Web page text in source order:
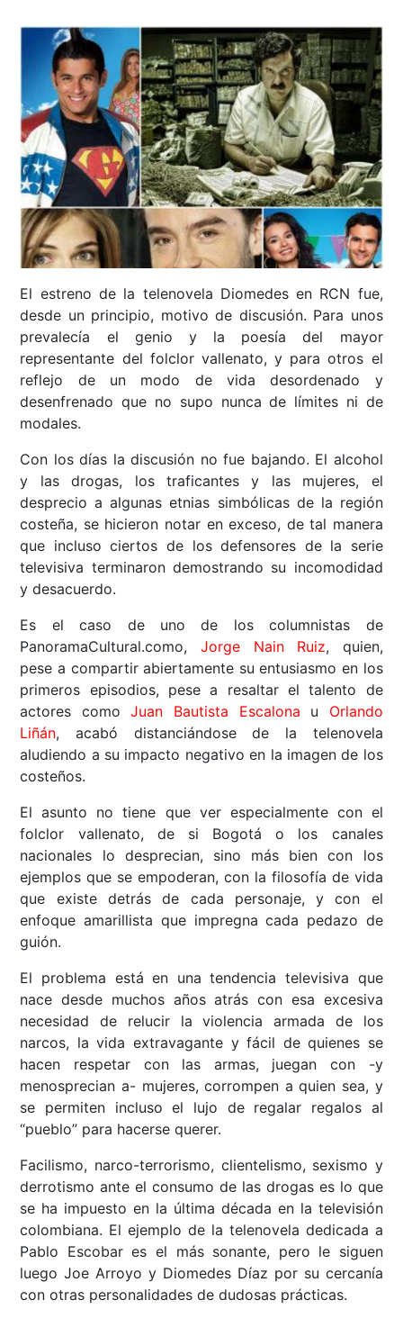
El estreno de la telenovela Diomedes en RCN fue,
desde un principio, motivo de discusión. Para unos
prevalecía el genio y la poesía del mayor
representante del folclor vallenato, y para otros el
reflejo de un modo de vida desordenado y
desenfrenado que no supo nunca de límites ni de
modales.
Con los días la discusión no fue bajando. El alcohol
y las drogas, los traficantes y las mujeres, el
desprecio a algunas etnias simbólicas de la región
costeña, se hicieron notar en exceso, de tal manera
que incluso ciertos de los defensores de la serie
televisiva terminaron demostrando su incomodidad
y desacuerdo.
Es el caso de uno de los columnistas de
PanoramaCultural.como, Jorge Nain Ruiz, quien,
pese a compartir abiertamente su entusiasmo en los
primeros episodios, pese a resaltar el talento de
actores comoJuan Bautista Escalona u Orlando
Liñán, acabó distanciándose de la telenovela
aludiendo a su impacto negativo en la imagen de los
costeños.
El asunto no tiene que ver especialmente con el
folclor vallenato, de si Bogotá o los canales
nacionales lo desprecian, sino más bien con los
ejemplos que se empoderan, con la filosofía de vida
que existe detrás de cada personaje, y con el
enfoque amarillista que impregna cada pedazo de
guión.
El problema está en una tendencia televisiva que
nace desde muchos años atrás con esa excesiva
necesidad de relucir la violencia armada de los
narcos, la vida extravagante y fácil de quienes se
hacen respetar con las armas, juegan con -y
menosprecian a- mujeres, corrompen a quien sea, y
se permiten incluso el lujo de regalar regalos al
“pueblo” para hacerse querer.
Facilismo, narco-terrorismo, clientelismo, sexismo y
derrotismo ante el consumo de las drogas es lo que
se ha impuesto en la última década en la televisión
colombiana. El ejemplo de la telenovela dedicada a
Pablo Escobar es el más sonante, pero le siguen
luego Joe Arroyo y Diomedes Díaz por su cercanía
con otras personalidades de dudosas prácticas.